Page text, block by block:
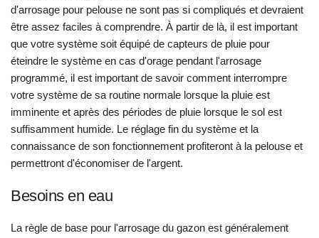
d'arrosage pour pelouse ne sont pas si compliqués et devraient
être assez faciles à comprendre. À partir de là, il est important
que votre système soit équipé de capteurs de pluie pour
éteindre le système en cas d'orage pendant l'arrosage
programmé, il est important de savoir comment interrompre
votre système de sa routine normale lorsque la pluie est
imminente et après des périodes de pluie lorsque le sol est
suffisamment humide. Le réglage fin du système et la
connaissance de son fonctionnement profiteront à la pelouse et
permettront d'économiser de l'argent.
Besoins en eau
La règle de base pour l'arrosage du gazon est généralement